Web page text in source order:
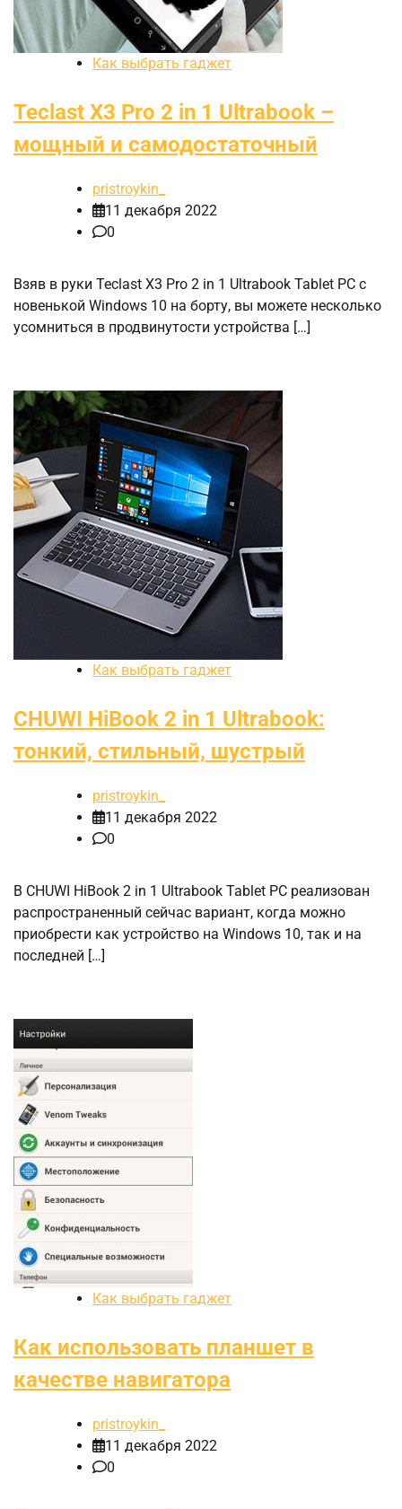
Как выбрать гаджет
Teclast X3 Pro 2 in 1 Ultrabook –
мощный и самодостаточный
pristroykin_
11 декабря 2022
0
Взяв в руки Teclast X3 Pro 2 in 1 Ultrabook Tablet PC с
новенькой Windows 10 на борту, вы можете несколько
усомниться в продвинутости устройства […]
Как выбрать гаджет
CHUWI HiBook 2 in 1 Ultrabook:
тонкий, стильный, шустрый
pristroykin_
11 декабря 2022
0
В CHUWI HiBook 2 in 1 Ultrabook Tablet PC реализован
распространенный сейчас вариант, когда можно
приобрести как устройство на Windows 10, так и на
последней […]
Как выбрать гаджет
Как использовать планшет в
качестве навигатора
pristroykin_
11 декабря 2022
0